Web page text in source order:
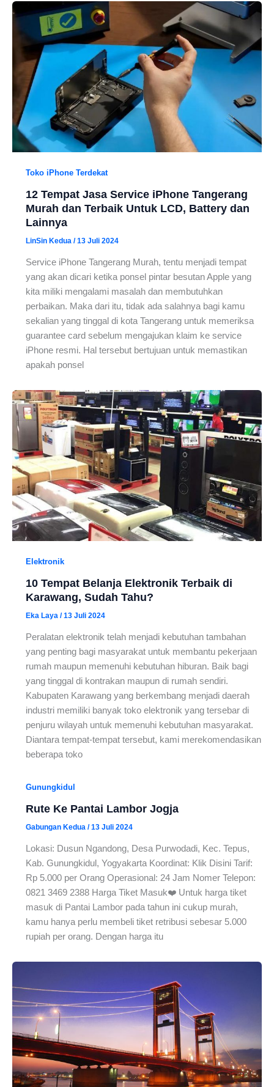
Toko iPhone Terdekat
12 Tempat Jasa Service iPhone Tangerang
Murah dan Terbaik Untuk LCD, Battery dan
Lainnya
LinSin Kedua /13 Juli 2024
Service iPhone Tangerang Murah, tentu menjadi tempat
yang akan dicari ketika ponsel pintar besutan Apple yang
kita miliki mengalami masalah dan membutuhkan
perbaikan. Maka dari itu, tidak ada salahnya bagi kamu
sekalian yang tinggal di kota Tangerang untuk memeriksa
guarantee card sebelum mengajukan klaim ke service
iPhone resmi. Hal tersebut bertujuan untuk memastikan
apakah ponsel
Elektronik
10 Tempat Belanja Elektronik Terbaik di
Karawang, Sudah Tahu?
Eka Laya /13 Juli 2024
Peralatan elektronik telah menjadi kebutuhan tambahan
yang penting bagi masyarakat untuk membantu pekerjaan
rumah maupun memenuhi kebutuhan hiburan. Baik bagi
yang tinggal di kontrakan maupun di rumah sendiri.
Kabupaten Karawang yang berkembang menjadi daerah
industri memiliki banyak toko elektronik yang tersebar di
penjuru wilayah untuk memenuhi kebutuhan masyarakat.
Diantara tempat-tempat tersebut, kami merekomendasikan
beberapa toko
Gunungkidul
Rute Ke Pantai Lambor Jogja
Gabungan Kedua /13 Juli 2024
Lokasi: Dusun Ngandong, Desa Purwodadi, Kec. Tepus,
Kab. Gunungkidul, Yogyakarta Koordinat: Klik Disini Tarif:
Rp 5.000 per Orang Operasional: 24 Jam Nomer Telepon:
0821 3469 2388 Harga Tiket Masuk❤️ Untuk harga tiket
masuk di Pantai Lambor pada tahun ini cukup murah,
kamu hanya perlu membeli tiket retribusi sebesar 5.000
rupiah per orang. Dengan harga itu